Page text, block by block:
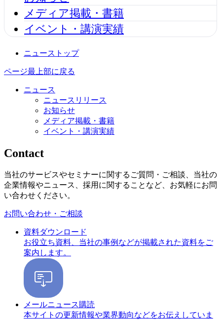
メディア掲載・書籍
イベント・講演実績
ニューストップ
ページ最上部に戻る
ニュース
ニュースリリース
お知らせ
メディア掲載・書籍
イベント・講演実績
Contact
当社のサービスやセミナーに関するご質問・ご相談、当社の
企業情報やニュース、採用に関することなど、お気軽にお問
い合わせください。
お問い合わせ・ご相談
資料ダウンロード
お役立ち資料、当社の事例などが掲載された資料をご
案内します。
メールニュース購読
本サイトの更新情報や業界動向などをお伝えしていま